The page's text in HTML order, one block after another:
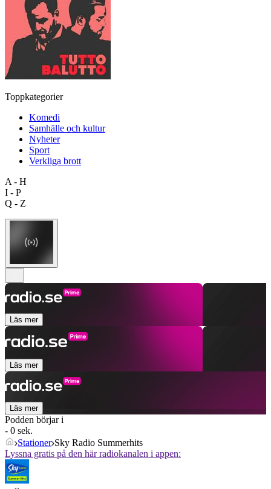
Toppkategorier
Komedi
Samhälle och kultur
Nyheter
Sport
Verkliga brott
A - H
I - P
Q - Z
Läs mer
Läs mer
Läs mer
Podden börjar i
- 0 sek.
Stationer Sky Radio Summerhits
Lyssna gratis på den här radiokanalen i appen: